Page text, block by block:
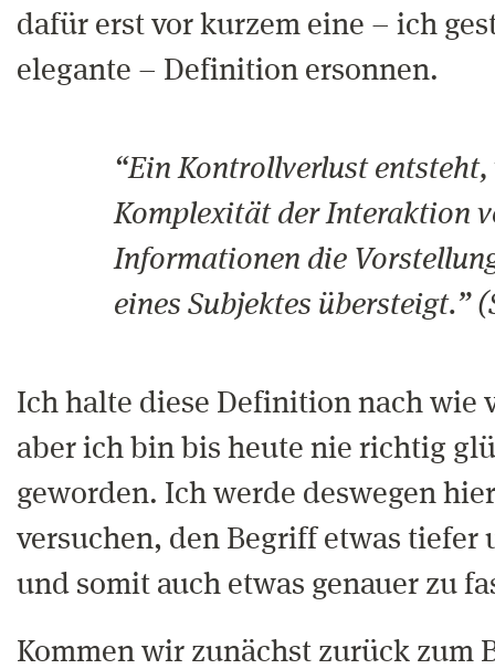
dafür erst vor kurzem eine – ich
elegante – Definition ersonnen.
“Ein Kontrollverlust entsteht,
Komplexität der Interaktion
Informationen die
eines Subjektes übersteigt.”
Ich halte diese Definition nach wie
aber ich bin bis heute nie richtig
geworden. Ich werde deswegen
versuchen, den Begriff etwas tiefer
und somit auch etwas genauer zu
Kommen wir zunächst zurück zum